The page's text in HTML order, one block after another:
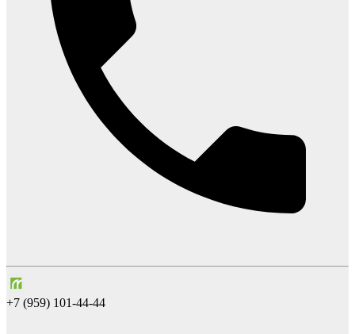
+7 (959) 101-44-44